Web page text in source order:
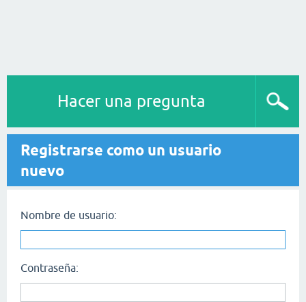
Hacer una pregunta
Registrarse como un usuario
nuevo
Nombre de usuario:
Contraseña: